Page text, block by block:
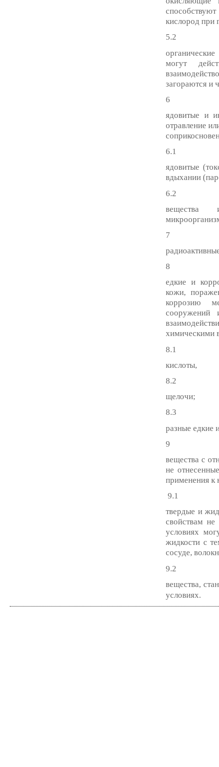
кислород при
5.2
могут
загораются и
6
ядовитые и
отравление
6.1
ядовитые
вдыхании
6.2
вещества
7
8
едкие и
кожи,
коррозию
сооружений
химическими
8.1
кислоты,
8.2
щелочи;
8.3
разные едкие
9
вещества с
не
применения к
9.1
твердые и
свойствам
условиях
жидкости с
сосуде,
9.2
вещества,
условиях.